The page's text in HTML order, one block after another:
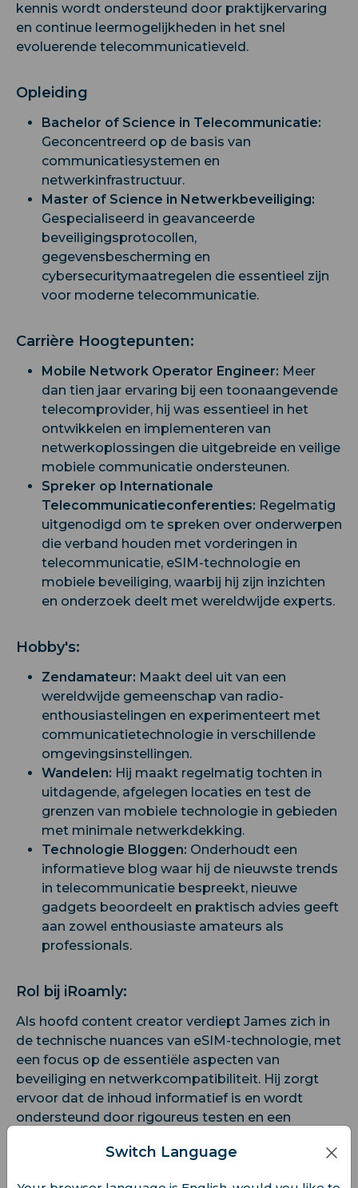
kennis wordt ondersteund door praktijkervaring
en continue leermogelijkheden in het snel
evoluerende telecommunicatieveld.
Opleiding
Bachelor of Science in Telecommunicatie:
Geconcentreerd op de basis van
communicatiesystemen en
netwerkinfrastructuur.
Master of Science in Netwerkbeveiliging:
Gespecialiseerd in geavanceerde
beveiligingsprotocollen,
gegevensbescherming en
cybersecuritymaatregelen die essentieel zijn
voor moderne telecommunicatie.
Carrière Hoogtepunten:
Mobile Network Operator Engineer: Meer
dan tien jaar ervaring bij een toonaangevende
telecomprovider, hij was essentieel in het
ontwikkelen en implementeren van
netwerkoplossingen die uitgebreide en veilige
mobiele communicatie ondersteunen.
Spreker op Internationale
Telecommunicatieconferenties: Regelmatig
uitgenodigd om te spreken over onderwerpen
die verband houden met vorderingen in
telecommunicatie, eSIM-technologie en
mobiele beveiliging, waarbij hij zijn inzichten
en onderzoek deelt met wereldwijde experts.
Hobby's:
Zendamateur: Maakt deel uit van een
wereldwijde gemeenschap van radio-
enthousiastelingen en experimenteert met
communicatietechnologie in verschillende
omgevingsinstellingen.
Wandelen: Hij maakt regelmatig tochten in
uitdagende, afgelegen locaties en test de
grenzen van mobiele technologie in gebieden
met minimale netwerkdekking.
Technologie Bloggen: Onderhoudt een
informatieve blog waar hij de nieuwste trends
in telecommunicatie bespreekt, nieuwe
gadgets beoordeelt en praktisch advies geeft
aan zowel enthousiaste amateurs als
professionals.
Rol bij iRoamly:
Als hoofd content creator verdiept James zich in
de technische nuances van eSIM-technologie, met
een focus op de essentiële aspecten van
beveiliging en netwerkcompatibiliteit. Hij zorgt
ervoor dat de inhoud informatief is en wordt
ondersteund door rigoureus testen en een
Switch Language